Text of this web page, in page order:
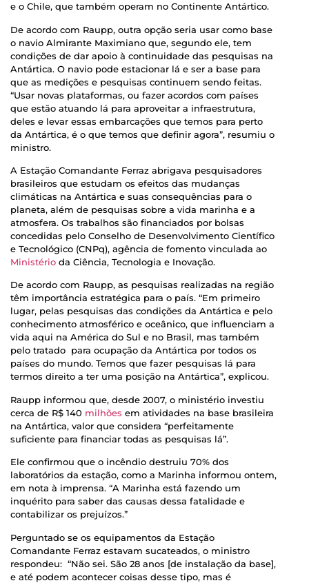
e o Chile, que também operam no Continente Antártico.
De acordo com Raupp, outra opção seria usar como base
o navio Almirante Maximiano que, segundo ele, tem
condições de dar apoio à continuidade das pesquisas na
Antártica. O navio pode estacionar lá e ser a base para
que as medições e pesquisas continuem sendo feitas.
“Usar novas plataformas, ou fazer acordos com países
que estão atuando lá para aproveitar a infraestrutura,
deles e levar essas embarcações que temos para perto
da Antártica, é o que temos que definir agora”, resumiu o
ministro.
A Estação Comandante Ferraz abrigava pesquisadores
brasileiros que estudam os efeitos das mudanças
climáticas na Antártica e suas consequências para o
planeta, além de pesquisas sobre a vida marinha e a
atmosfera. Os trabalhos são financiados por bolsas
concedidas pelo Conselho de Desenvolvimento Científico
e Tecnológico (CNPq), agência de fomento vinculada ao
Ministério da Ciência, Tecnologia e Inovação.
De acordo com Raupp, as pesquisas realizadas na região
têm importância estratégica para o país. “Em primeiro
lugar, pelas pesquisas das condições da Antártica e pelo
conhecimento atmosférico e oceânico, que influenciam a
vida aqui na América do Sul e no Brasil, mas também
pelo tratado para ocupação da Antártica por todos os
países do mundo. Temos que fazer pesquisas lá para
termos direito a ter uma posição na Antártica”, explicou.
Raupp informou que, desde 2007, o ministério investiu
cerca de R$ 140 milhões em atividades na base brasileira
na Antártica, valor que considera “perfeitamente
suficiente para financiar todas as pesquisas lá”.
Ele confirmou que o incêndio destruiu 70% dos
laboratórios da estação, como a Marinha informou ontem,
em nota à imprensa. “A Marinha está fazendo um
inquérito para saber das causas dessa fatalidade e
contabilizar os prejuízos.”
Perguntado se os equipamentos da Estação
Comandante Ferraz estavam sucateados, o ministro
respondeu: “Não sei. São 28 anos [de instalação da base],
e até podem acontecer coisas desse tipo, mas é